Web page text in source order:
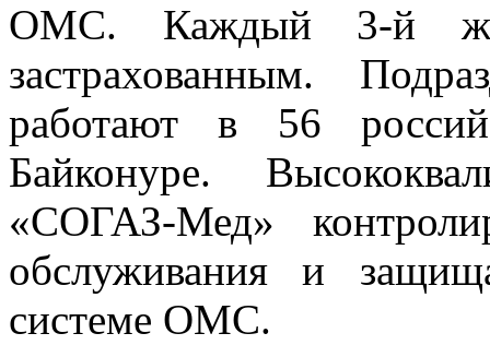
ОМС. Каждый 3-й
застрахованным.
работают в 56
Байконуре.
«СОГАЗ-Мед»
обслуживания и
системе ОМС.